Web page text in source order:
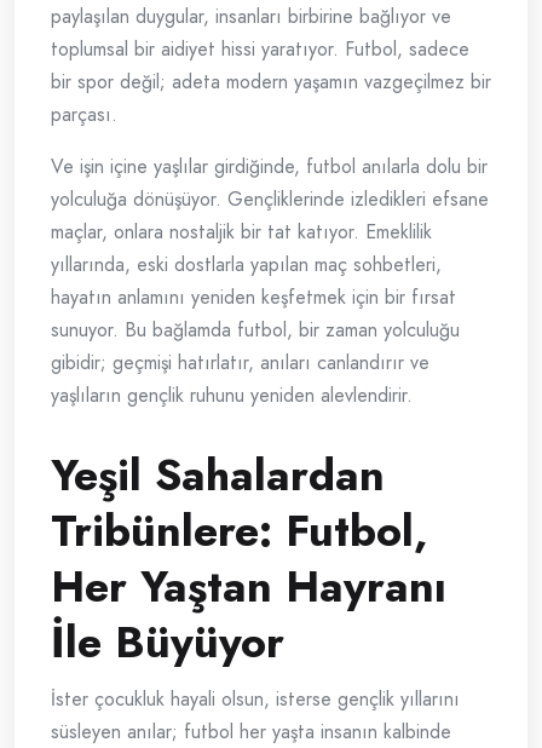
paylaşılan duygular, insanları birbirine bağlıyor ve
toplumsal bir aidiyet hissi yaratıyor. Futbol, sadece
bir spor değil; adeta modern yaşamın vazgeçilmez bir
parçası.
Ve işin içine yaşlılar girdiğinde, futbol anılarla dolu bir
yolculuğa dönüşüyor. Gençliklerinde izledikleri efsane
maçlar, onlara nostaljik bir tat katıyor. Emeklilik
yıllarında, eski dostlarla yapılan maç sohbetleri,
hayatın anlamını yeniden keşfetmek için bir fırsat
sunuyor. Bu bağlamda futbol, bir zaman yolculuğu
gibidir; geçmişi hatırlatır, anıları canlandırır ve
yaşlıların gençlik ruhunu yeniden alevlendirir.
Yeşil Sahalardan
Tribünlere: Futbol,
Her Yaştan Hayranı
İle Büyüyor
İster çocukluk hayali olsun, isterse gençlik yıllarını
süsleyen anılar; futbol her yaşta insanın kalbinde